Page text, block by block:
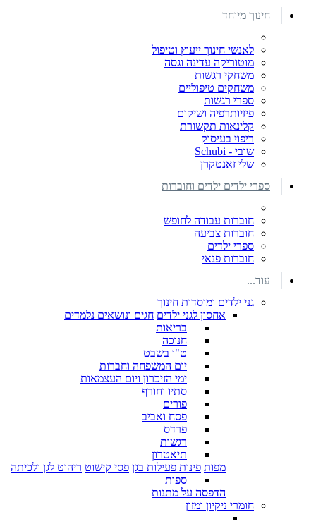
חינוך מיוחד
לאנשי חינוך ייעוץ וטיפול
מוטוריקה עדינה וגסה
משחקי רגשות
משחקים טיפוליים
ספרי רגשות
פיזיותרפיה ושיקום
קלינאות תקשורת
ריפוי בעיסוק
שובי - Schubi
שלי זאנטקרן
ספרי ילדים ילדים וחוברות
חוברות עבודה לחופש
חוברות צביעה
ספרי ילדים
חוברות פנאי
עוד...
גני ילדים ומוסדות חינוך
אחסון לגני ילדים חגים ונושאים נלמדים
בריאות
חנוכה
ט"ו בשבט
יום המשפחה וחברות
ימי הזיכרון ויום העצמאות
סתיו וחורף
פורים
פסח ואביב
פרדס
רגשות
תיאטרון
מפות פינות פעילות בגן פסי קישוט ריהוט לגן ולכיתה
ספות
הדפסה על מתנות
חומרי ניקיון ומזון